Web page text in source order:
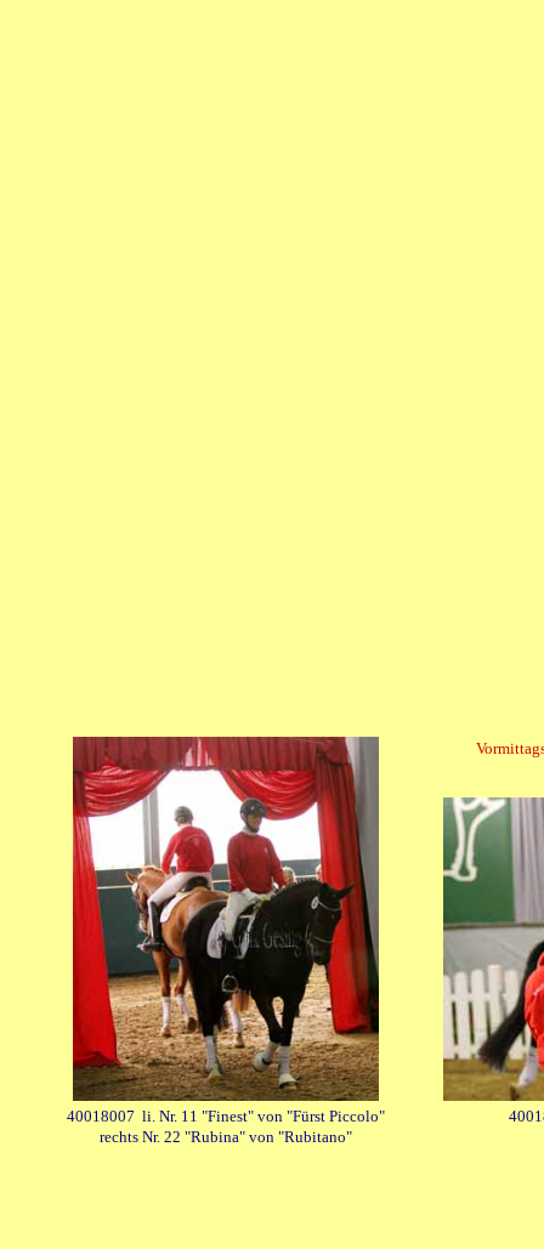
40018007 li. Nr. 11 "Finest" von "Fürst Piccolo"
rechts Nr. 22 "Rubina" von "Rubitano"